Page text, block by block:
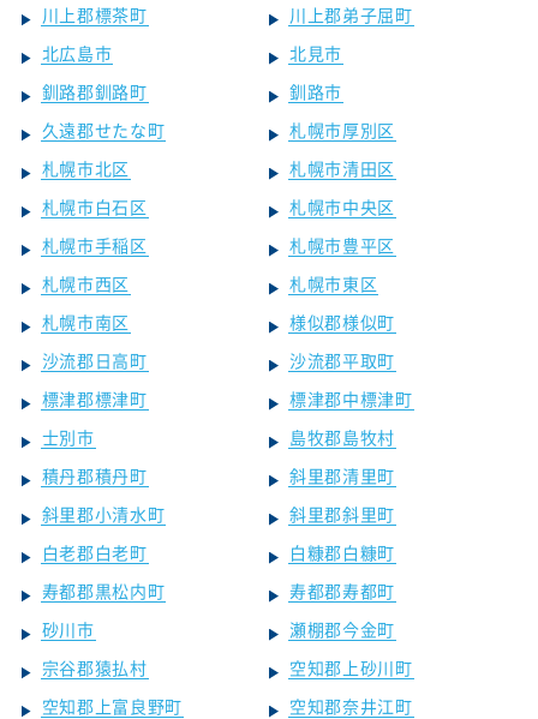
川上郡標茶町
川上郡弟子屈町
北広島市
北見市
釧路郡釧路町
釧路市
久遠郡せたな町
札幌市厚別区
札幌市北区
札幌市清田区
札幌市白石区
札幌市中央区
札幌市手稲区
札幌市豊平区
札幌市西区
札幌市東区
札幌市南区
様似郡様似町
沙流郡日高町
沙流郡平取町
標津郡標津町
標津郡中標津町
士別市
島牧郡島牧村
積丹郡積丹町
斜里郡清里町
斜里郡小清水町
斜里郡斜里町
白老郡白老町
白糠郡白糠町
寿都郡黒松内町
寿都郡寿都町
砂川市
瀬棚郡今金町
宗谷郡猿払村
空知郡上砂川町
空知郡上富良野町
空知郡奈井江町